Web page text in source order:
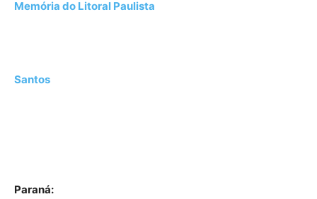
Memória do Litoral Paulista
Santos
Paraná: